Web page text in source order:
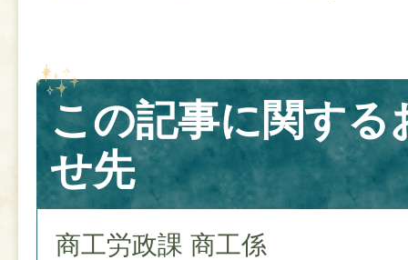
この記事に関する
せ先
商工労政課 商工係